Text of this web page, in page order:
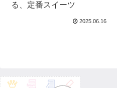
る、定番スイーツ
2025.06.16